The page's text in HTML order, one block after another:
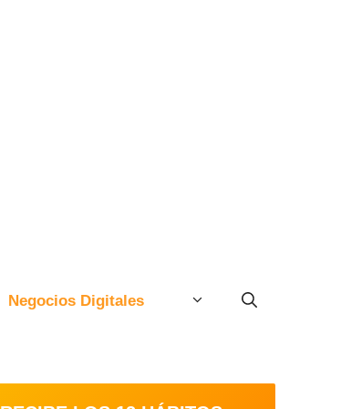
Negocios Digitales